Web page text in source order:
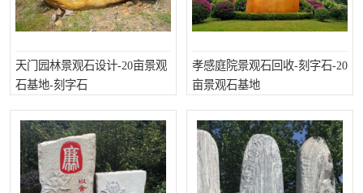
天门园林景观石设计-20亩景观
石基地-刻字石
孝感庭院景观石回收-刻字石-20
亩景观石基地